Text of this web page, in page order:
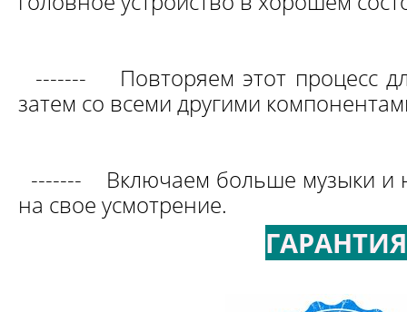
------- Повторяем этот процесс
затем со всеми другими
------- Включаем больше музыки и
на свое усмотрение.
ГАРАНТИЯ